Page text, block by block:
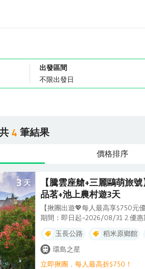
出發區間
4 筆結果
價格排序
3 天
【騰雲座艙+三麗鷗萌旅
品茗+池上農村遊3天
【揪團出遊💖每人最高享$750元
期間：即日起~2026/08/31 2.優
類推，上述優惠僅限同時報名，
【相關注意事項】 1.此專案不得
同自動放棄此項優惠，需補足差
玉長公路 稻米原鄉館
環島之星
立即揪團．每人最高折$750！